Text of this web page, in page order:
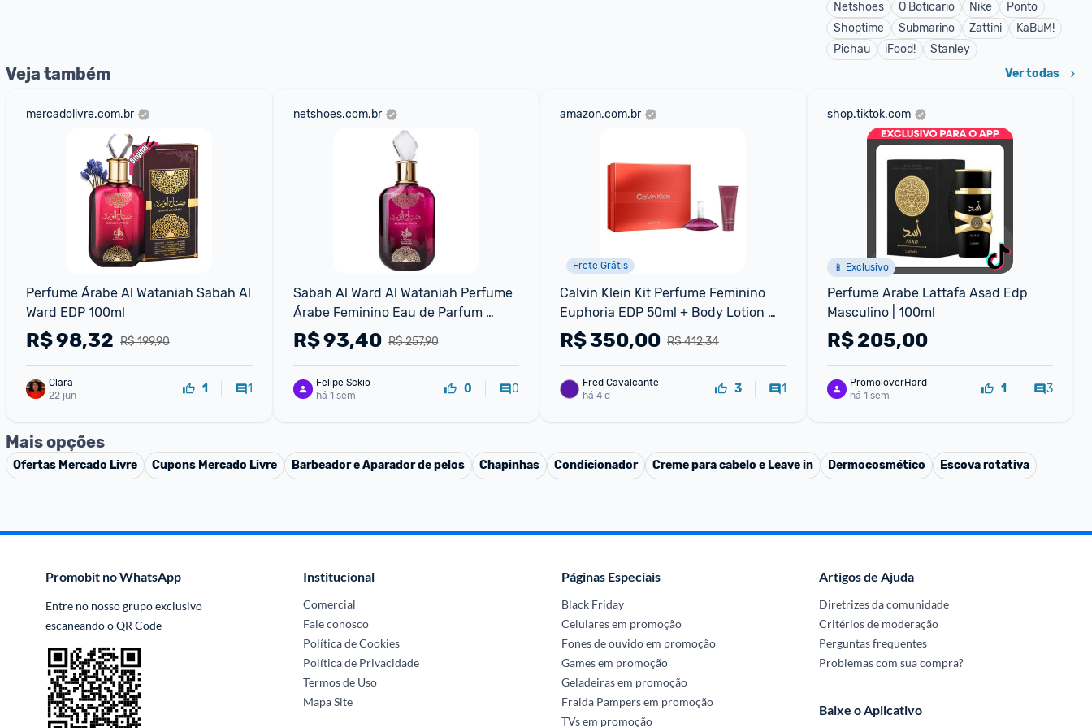
Netshoes
O Boticario Nike
Ponto
Shoptime
Submarino Zattini
KaBuM!
Pichau
iFood! Stanley
Veja também Ver todas
mercadolivre.com.br
Perfume Árabe Al Wataniah Sabah Al
Ward EDP 100ml
R$ 199,90
R$98,32
Clara
22 jun
1 1
netshoes.com.br
Sabah Al Ward Al Wataniah Perfume
Árabe Feminino Eau de Parfum
100ml
R$ 257,90
R$93,40
Felipe Sckio
há 1 sem
0 0
amazon.com.br
Frete Grátis
Calvin Klein Kit Perfume Feminino
Euphoria EDP 50ml + Body Lotion
100ml
R$ 412,34
R$350,00
Fred Cavalcante
há 4 d
3 1
shop.tiktok.com
📱 Exclusivo
Perfume Arabe Lattafa Asad Edp
Masculino | 100ml
R$205,00
PromoloverHard
há 1 sem
1 3
Mais opções
Ofertas Mercado Livre Cupons Mercado Livre Barbeador e Aparador de pelos Chapinhas Condicionador Creme para cabelo e Leave in Dermocosmético Escova rotativa
Promobit no WhatsApp
Entre no nosso grupo exclusivo
escaneando o QR Code
Institucional
Comercial
Fale conosco
Política de Cookies
Política de Privacidade
Termos de Uso
Mapa Site
Páginas Especiais
Black Friday
Celulares em promoção
Fones de ouvido em promoção
Games em promoção
Geladeiras em promoção
Fralda Pampers em promoção
TVs em promoção
Artigos de Ajuda
Diretrizes da comunidade
Critérios de moderação
Perguntas frequentes
Problemas com sua compra?
Baixe o Aplicativo